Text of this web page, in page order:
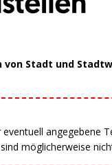
von Stadt und
angegebene
möglicherweise